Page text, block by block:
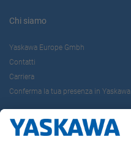
Chi siamo
Yaskawa Europe Gmbh
Contatti
Carriera
Conferma la tua presenza in Yaskawa